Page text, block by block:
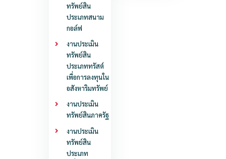
ทรัพย์สิน
ประเภทสนาม
กอล์ฟ
งานประเมิน
ทรัพย์สิน
ประเภททรัสต์
เพื่อการลงทุนใน
อสังหาริมทรัพย์
งานประเมิน
ทรัพย์สินภาครัฐ
งานประเมิน
ทรัพย์สิน
ประเภท